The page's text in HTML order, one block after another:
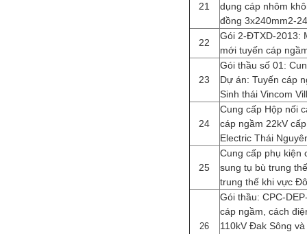
21
dụng cáp nhôm
đồng 3x240mm2-
22
Gói 2-ĐTXD-2013:
mới tuyến cáp
23
Gói thầu số 01:
Dự án: Tuyến cáp
Sinh thái Vincom
24
Cung cấp Hộp nối
cáp ngầm 22kV
Electric Thái
25
Cung cấp phụ kiện
sung tụ bù trung
trung thế khi vực
26
Gói thầu: CPC-
cáp ngầm, cách
110kV Đak Sông